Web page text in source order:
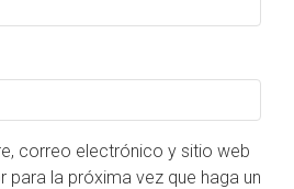
correo electrónico y sitio web
para la próxima vez que haga un